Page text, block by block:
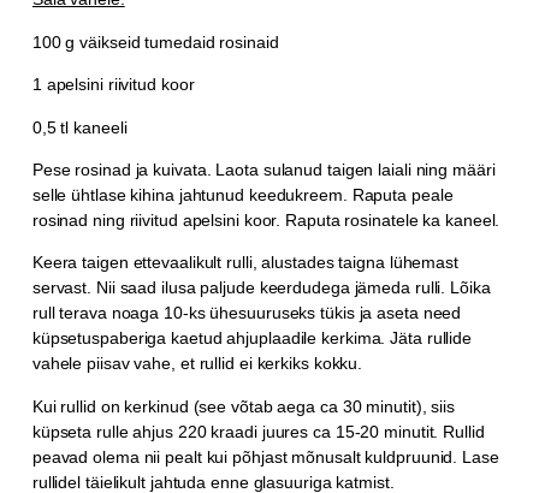
100 g väikseid tumedaid rosinaid
1 apelsini riivitud koor
0,5 tl kaneeli
Pese rosinad ja kuivata. Laota sulanud taigen laiali ning määri
selle ühtlase kihina jahtunud keedukreem. Raputa peale
rosinad ning riivitud apelsini koor. Raputa rosinatele ka kaneel.
Keera taigen ettevaalikult rulli, alustades taigna lühemast
servast. Nii saad ilusa paljude keerdudega jämeda rulli. Lõika
rull terava noaga 10-ks ühesuuruseks tükis ja aseta need
küpsetuspaberiga kaetud ahjuplaadile kerkima. Jäta rullide
vahele piisav vahe, et rullid ei kerkiks kokku.
Kui rullid on kerkinud (see võtab aega ca 30 minutit), siis
küpseta rulle ahjus 220 kraadi juures ca 15-20 minutit. Rullid
peavad olema nii pealt kui põhjast mõnusalt kuldpruunid. Lase
rullidel täielikult jahtuda enne glasuuriga katmist.